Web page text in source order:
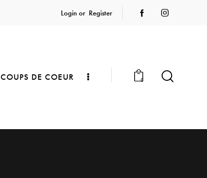
Login or Register
COUPS DE COEUR 0